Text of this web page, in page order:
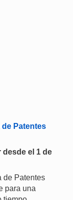
Patentes
desde el 1 de
de Patentes
para una